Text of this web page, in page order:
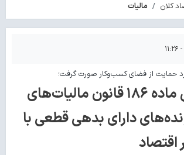
کلان مالیات
حمایت از فضای کسب‌وکار صورت گرفت؛
صدور گواهی ماده ۱۸۶ قانون مالیات‌های
دارای بدهی قطعی با
اقتصاد